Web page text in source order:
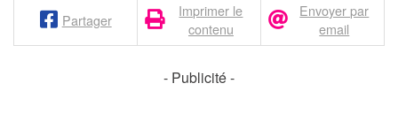
Partager
Imprimer le
contenu
Envoyer par
email
- Publicité -